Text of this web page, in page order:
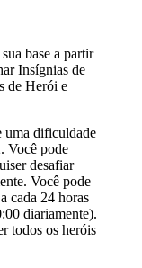
base a partir
Insígnias de
de Herói e
uma dificuldade
Você pode
desafiar
Você pode
cada 24 horas
diariamente).
todos os heróis